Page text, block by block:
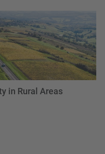
in Rural Areas